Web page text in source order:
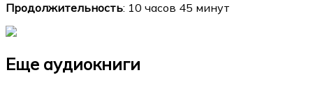
Продолжительность: 10 часов 45 минут
Еще аудиокниги